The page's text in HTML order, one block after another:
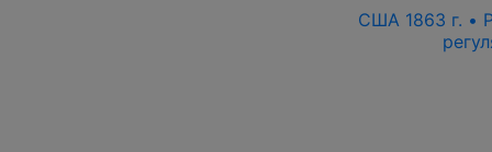
США 1863 г. •